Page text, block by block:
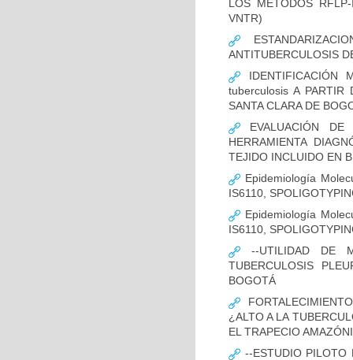
LOS MÉTODOS
VNTR)
ANTITUBERCULOSIS
IDENTIFICACIÓN
tuberculosis A PARTIR
SANTA CLARA DE
EVALUACIÓN DE
HERRAMIENTA
TEJIDO INCLUIDO EN
Epidemiología
IS6110,
Epidemiología
IS6110,
--UTILIDAD DE
TUBERCULOSIS
BOGOTÁ
¿ALTO A LA
EL TRAPECIO
--ESTUDIO PILOTO